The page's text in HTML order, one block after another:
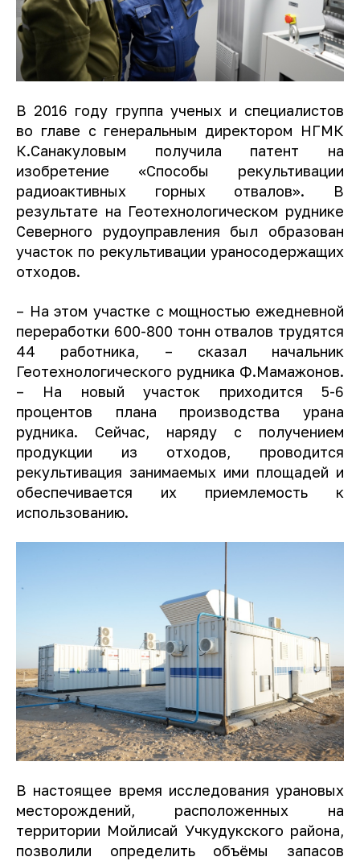
В 2016 году группа ученых и специалистов
во главе с генеральным директором НГМК
К.Санакуловым получила патент на
изобретение «Способы рекультивации
радиоактивных горных отвалов». В
результате на Геотехнологическом руднике
Северного рудоуправления был образован
участок по рекультивации ураносодержащих
отходов.
– На этом участке с мощностью ежедневной
переработки 600-800 тонн отвалов трудятся
44 работника, – сказал начальник
Геотехнологического рудника Ф.Мамажонов.
– На новый участок приходится 5-6
процентов плана производства урана
рудника. Сейчас, наряду с получением
продукции из отходов, проводится
рекультивация занимаемых ими площадей и
обеспечивается их приемлемость к
использованию.
В настоящее время исследования урановых
месторождений, расположенных на
территории Мойлисай Учкудукского района,
позволили определить объёмы запасов